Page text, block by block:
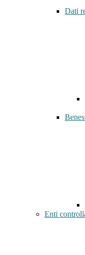
Dati
Enti